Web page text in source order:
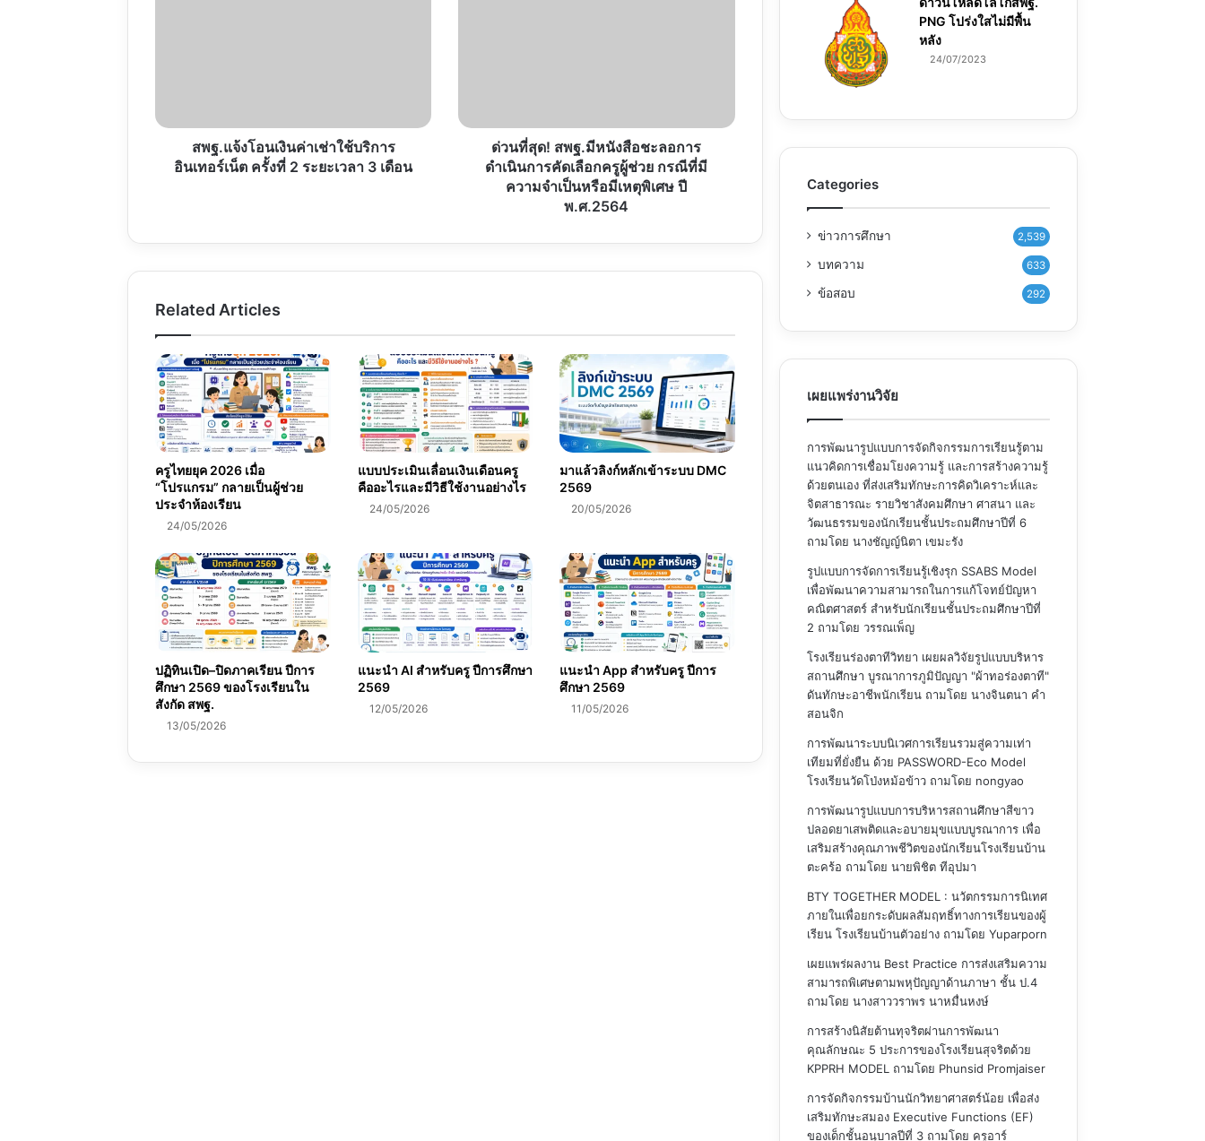
ครั้ง
สพฐ.แจ้งโอนเงินค่าเช่าใช้บริการ
อินเทอร์เน็ต ครั้งที่ 2 ระยะเวลา 3 เดือน
คัด
ความ
มี
เหตุ
พิเศษ
ปี
พ.ศ.2564
ด่วนที่สุด! สพฐ.มีหนังสือชะลอการ
ดำเนินการคัดเลือกครูผู้ช่วย กรณีที่มี
ความจำเป็นหรือมีเหตุพิเศษ ปี
พ.ศ.2564
Related Articles
ครูไทยยุค 2026 เมื่อ
“โปรแกรม” กลายเป็นผู้ช่วย
ประจำห้องเรียน
24/05/2026
แบบประเมินเลื่อนเงินเดือนครู
คืออะไรและมีวิธีใช้งานอย่างไร
24/05/2026
มาแล้วลิงก์หลักเข้าระบบ DMC
2569
20/05/2026
ปฏิทินเปิด–ปิดภาคเรียน ปีการ
ศึกษา 2569 ของโรงเรียนใน
สังกัด สพฐ.
13/05/2026
แนะนำ AI สำหรับครู ปีการศึกษา
2569
12/05/2026
แนะนำ App สำหรับครู ปีการ
ศึกษา 2569
11/05/2026
PNG โปร่งใสไม่มีพื้น
หลัง
24/07/2023
Categories
ข่าวการศึกษา 2,539
บทความ 633
ข้อสอบ 292
เผยแพร่งานวิจัย
การพัฒนารูปแบบการจัดกิจกรรมการเรียนรู้ตาม
แนวคิดการเชื่อมโยงความรู้ และการสร้างความรู้
ด้วยตนเอง ที่ส่งเสริมทักษะการคิดวิเคราะห์และ
จิตสาธารณะ รายวิชาสังคมศึกษา ศาสนา และ
วัฒนธรรมของนักเรียนชั้นประถมศึกษาปีที่ 6
ถามโดย นางชัญญ์นิตา เขมะรัง
รูปแบบการจัดการเรียนรู้เชิงรุก SSABS Model
เพื่อพัฒนาความสามารถในการแก้โจทย์ปัญหา
คณิตศาสตร์ สำหรับนักเรียนชั้นประถมศึกษาปีที่
2 ถามโดย วรรณเพ็ญ
โรงเรียนร่องตาทีวิทยา เผยผลวิจัยรูปแบบบริหาร
สถานศึกษา บูรณาการภูมิปัญญา "ผ้าทอร่องตาที"
ดันทักษะอาชีพนักเรียนถามโดย นางจินตนา คำ
สอนจิก
การพัฒนาระบบนิเวศการเรียนรวมสู่ความเท่า
เทียมที่ยั่งยืน ด้วย PASSWORD-Eco Model
โรงเรียนวัดโป่งหม้อข้าวถามโดย nongyao
การพัฒนารูปแบบการบริหารสถานศึกษาสีขาว
ปลอดยาเสพติดและอบายมุขแบบบูรณาการ เพื่อ
เสริมสร้างคุณภาพชีวิตของนักเรียนโรงเรียนบ้าน
ตะคร้อ ถามโดย นายพิชิต ทีอุปมา
BTY TOGETHER MODEL : นวัตกรรมการนิเทศ
ภายในเพื่อยกระดับผลสัมฤทธิ์ทางการเรียนของผู้
เรียน โรงเรียนบ้านตัวอย่างถามโดย Yuparporn
เผยแพร่ผลงาน Best Practice การส่งเสริมความ
สามารถพิเศษตามพหุปัญญาด้านภาษา ชั้น ป.4
ถามโดย นางสาววราพร นาหมื่นหงษ์
การสร้างนิสัยต้านทุจริตผ่านการพัฒนา
คุณลักษณะ 5 ประการของโรงเรียนสุจริตด้วย
KPPRH MODELถามโดย Phunsid Promjaiser
การจัดกิจกรรมบ้านนักวิทยาศาสตร์น้อย เพื่อส่ง
เสริมทักษะสมอง Executive Functions (EF)
ของเด็กชั้นอนุบาลปีที่ 3ถามโดย ครูอาร์